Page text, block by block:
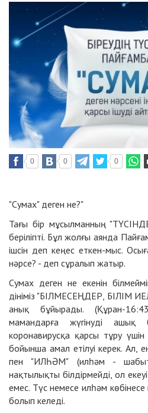
0 0 0
"Сумах" деген не?"
Тағы бір мұсылманның
беріліпті. Бұл жолғы аянда
ішсін деп кеңес еткен-мыс.
нәрсе? - деп сұралып жатыр.
Сумах деген не екенін
дініміз "БІЛМЕСЕҢДЕР, БІЛІМ
анық бұйырады. (Құран-
мамандарға жүгінуді ашық
коронавирусқа қарсы тұру
бойынша амал етілуі керек. Ал,
пен "ИЛҺӘМ" (илһәм -
нақтылықты білдірмейді, ол
емес. Түс немесе илһәм көбінесе
болып келеді.